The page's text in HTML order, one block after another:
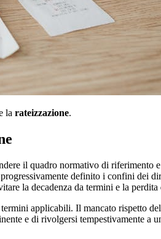
la rateizzazione.
il quadro normativo di riferimento
definito i confini dei
la decadenza da termini e la
applicabili. Il mancato rispetto
e di rivolgersi tempestivamente a